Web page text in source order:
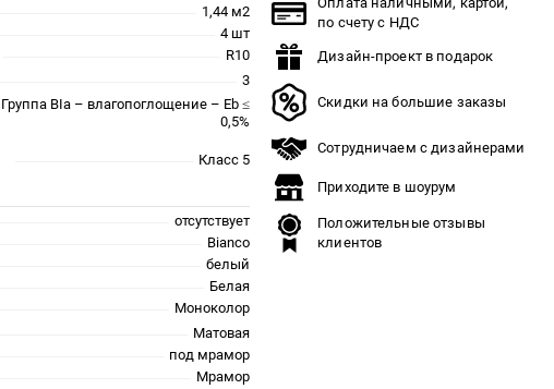
1,44 м2
4 шт
R10
3
Группа BIa – влагопоглощение – Eb ≤
0,5%
Класс 5
отсутствует
Bianco
белый
Белая
Моноколор
Матовая
под мрамор
Мрамор
по счету с НДС
Дизайн-проект в подарок
Скидки на большие заказы
Сотрудничаем с дизайнерами
Приходите в шоурум
Положительные отзывы
клиентов